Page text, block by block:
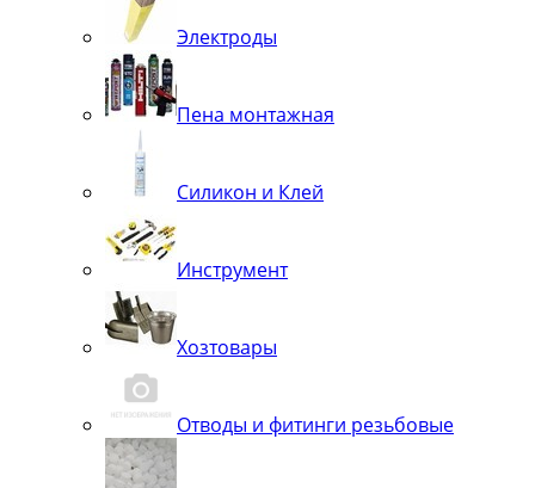
Электроды
Пена монтажная
Силикон и Клей
Инструмент
Хозтовары
Отводы и фитинги резьбовые